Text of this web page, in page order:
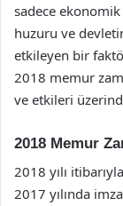
sadece ekonomik
huzuru ve
etkileyen bir
2018 memur
ve etkileri
2018 Memur
2018 yılı
2017 yılında